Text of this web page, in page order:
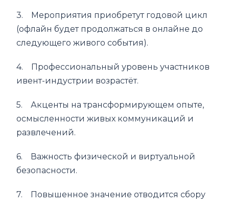
3. Мероприятия приобретут годовой цикл
(офлайн будет продолжаться в онлайне до
следующего живого события).
4. Профессиональный уровень участников
ивент-индустрии возрастёт.
5. Акценты на трансформирующем опыте,
осмысленности живых коммуникаций и
развлечений.
6. Важность физической и виртуальной
безопасности.
7. Повышенное значение отводится сбору